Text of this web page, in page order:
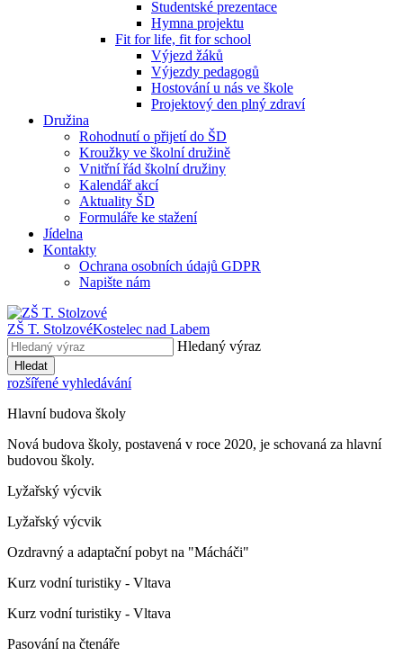
Studentské prezentace
Hymna projektu
Fit for life, fit for school
Výjezd žáků
Výjezdy pedagogů
Hostování u nás ve škole
Projektový den plný zdraví
Družina
Rohodnutí o přijetí do ŠD
Kroužky ve školní družině
Vnitřní řád školní družiny
Kalendář akcí
Aktuality ŠD
Formuláře ke stažení
Jídelna
Kontakty
Ochrana osobních údajů GDPR
Napište nám
ZŠ T. StolzovéKostelec nad Labem
Hledaný výraz
Hledat
rozšířené vyhledávání
Hlavní budova školy
Nová budova školy, postavená v roce 2020, je schovaná za hlavní
budovou školy.
Lyžařský výcvik
Lyžařský výcvik
Ozdravný a adaptační pobyt na "Mácháči"
Kurz vodní turistiky - Vltava
Kurz vodní turistiky - Vltava
Pasování na čtenáře